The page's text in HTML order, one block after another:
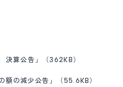
算公告」（362KB）
の減少公告」（55.6KB）